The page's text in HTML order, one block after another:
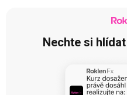
Nechte si